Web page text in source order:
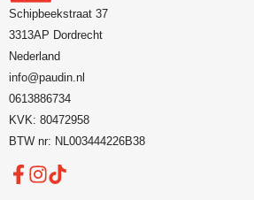
Schipbeekstraat 37
3313AP Dordrecht
Nederland
info@paudin.nl
0613886734
KVK: 80472958
BTW nr: NL003444226B38